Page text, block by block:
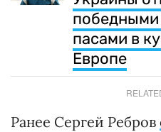
пасами в
Европе
Ранее Сергей Ребров